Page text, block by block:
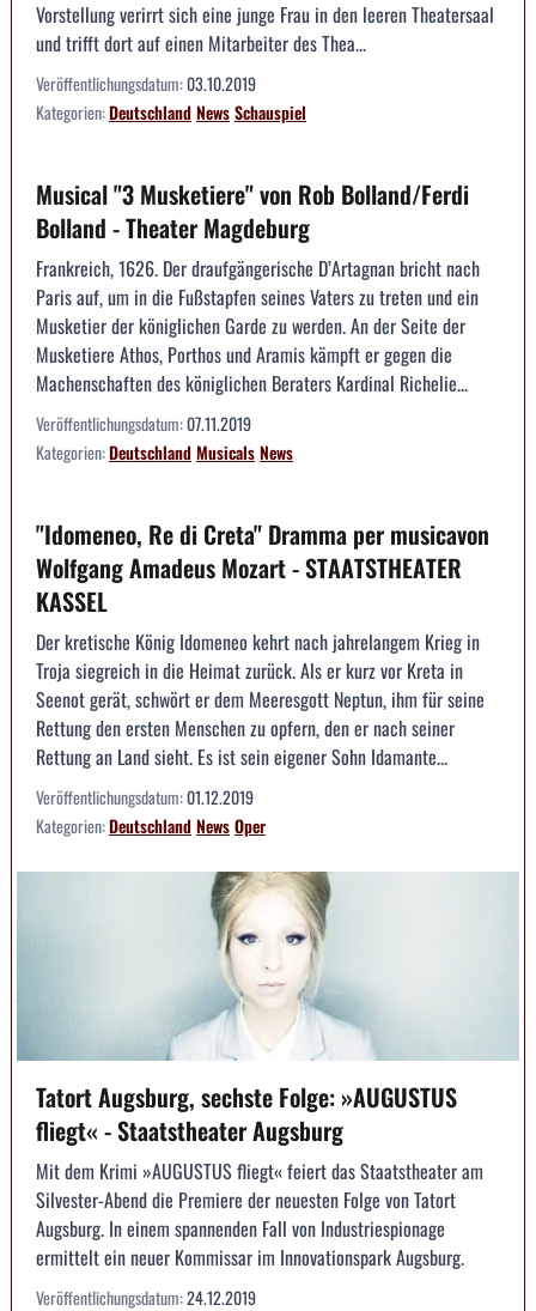
Vorstellung verirrt sich eine junge Frau in den leeren Theatersaal
und trifft dort auf einen Mitarbeiter des Thea...
Veröffentlichungsdatum:03.10.2019
Kategorien:DeutschlandNewsSchauspiel
Musical "3 Musketiere" von Rob Bolland/Ferdi
Bolland - Theater Magdeburg
Frankreich, 1626. Der draufgängerische D’Artagnan bricht nach
Paris auf, um in die Fußstapfen seines Vaters zu treten und ein
Musketier der königlichen Garde zu werden. An der Seite der
Musketiere Athos, Porthos und Aramis kämpft er gegen die
Machenschaften des königlichen Beraters Kardinal Richelie...
Veröffentlichungsdatum:07.11.2019
Kategorien:DeutschlandMusicalsNews
"Idomeneo, Re di Creta" Dramma per musicavon
Wolfgang Amadeus Mozart - STAATSTHEATER
KASSEL
Der kretische König Idomeneo kehrt nach jahrelangem Krieg in
Troja siegreich in die Heimat zurück. Als er kurz vor Kreta in
Seenot gerät, schwört er dem Meeresgott Neptun, ihm für seine
Rettung den ersten Menschen zu opfern, den er nach seiner
Rettung an Land sieht. Es ist sein eigener Sohn Idamante...
Veröffentlichungsdatum:01.12.2019
Kategorien:DeutschlandNewsOper
Tatort Augsburg, sechste Folge: »AUGUSTUS
fliegt« - Staatstheater Augsburg
Mit dem Krimi »AUGUSTUS fliegt« feiert das Staatstheater am
Silvester-Abend die Premiere der neuesten Folge von Tatort
Augsburg. In einem spannenden Fall von Industriespionage
ermittelt ein neuer Kommissar im Innovationspark Augsburg.
Veröffentlichungsdatum:24.12.2019